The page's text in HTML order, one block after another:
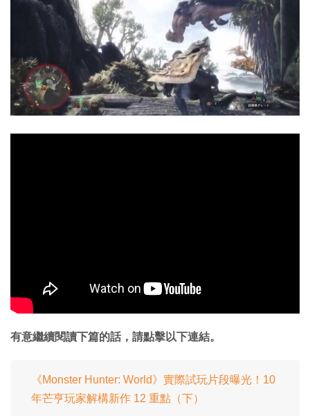
有意繼續閱讀下篇的話，請點擊以下連結。
《Monster Hunter: World》實際試玩片段曝光！10
年芒亨玩家解構新作 12 重點（下）